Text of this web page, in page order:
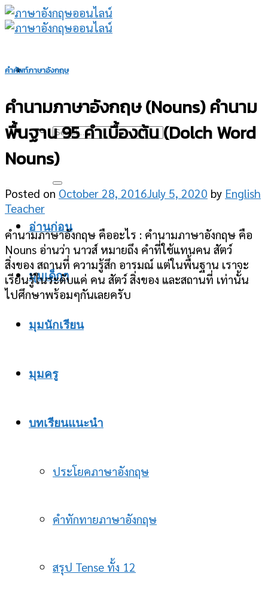
Skip
to
อ่านก่อน
มุมเด็กๆ
มุมนักเรียน
มุมครู
บทเรียนแนะนำ
ประโยคภาษาอังกฤษ
คำทักทายภาษาอังกฤษ
สรุป Tense ทั้ง 12
คำศัพท์ภาษาอังกฤษ
คำนามภาษาอังกฤษ (Nouns) คำนาม
พื้นฐาน 95 คำเบื้องต้น (Dolch Word
Nouns)
Posted on October 28, 2016 July 5, 2020 by English
Teacher
คำนามภาษาอังกฤษ คืออะไร : คำนามภาษาอังกฤษ คือ
Nouns อ่านว่า นาวส์ หมายถึง คำที่ใช้แทนคน สัตว์
สิ่งของ สถานที่ ความรู้สึก อารมณ์ แต่ในพื้นฐาน เราจะ
เรียนรู้ในระดับแค่ คน สัตว์ สิ่งของ และสถานที่ เท่านั้น
ไปศึกษาพร้อมๆกันเลยครับ